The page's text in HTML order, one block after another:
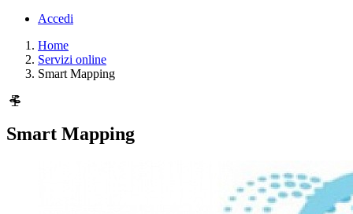
Accedi
Home
Servizi online
Smart Mapping
Smart Mapping